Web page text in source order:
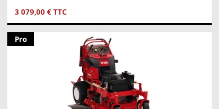
3 079,00 € TTC
Pro